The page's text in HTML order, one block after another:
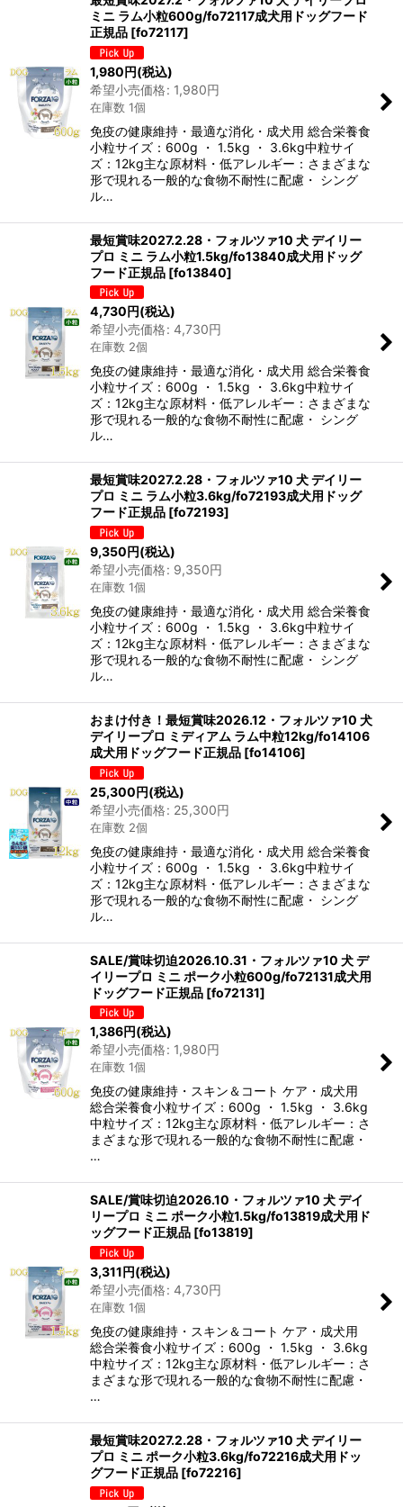
ミニ ラム小粒600g/fo72117成犬用ドッグフード
正規品 [fo72117]
1,980円(税込)
希望小売価格: 1,980円
在庫数 1個
免疫の健康維持・最適な消化・成犬用 総合栄養食
小粒サイズ：600g ・ 1.5kg ・ 3.6kg中粒サイ
ズ：12kg主な原材料・低アレルギー：さまざまな
形で現れる一般的な食物不耐性に配慮・ シング
ル…
最短賞味2027.2.28・フォルツァ10 犬 デイリー
プロ ミニ ラム小粒1.5kg/fo13840成犬用ドッグ
フード正規品 [fo13840]
4,730円(税込)
希望小売価格: 4,730円
在庫数 2個
免疫の健康維持・最適な消化・成犬用 総合栄養食
小粒サイズ：600g ・ 1.5kg ・ 3.6kg中粒サイ
ズ：12kg主な原材料・低アレルギー：さまざまな
形で現れる一般的な食物不耐性に配慮・ シング
ル…
最短賞味2027.2.28・フォルツァ10 犬 デイリー
プロ ミニ ラム小粒3.6kg/fo72193成犬用ドッグ
フード正規品 [fo72193]
9,350円(税込)
希望小売価格: 9,350円
在庫数 1個
免疫の健康維持・最適な消化・成犬用 総合栄養食
小粒サイズ：600g ・ 1.5kg ・ 3.6kg中粒サイ
ズ：12kg主な原材料・低アレルギー：さまざまな
形で現れる一般的な食物不耐性に配慮・ シング
ル…
おまけ付き！最短賞味2026.12・フォルツァ10 犬
デイリープロ ミディアム ラム中粒12kg/fo14106
成犬用ドッグフード正規品 [fo14106]
25,300円(税込)
希望小売価格: 25,300円
在庫数 2個
免疫の健康維持・最適な消化・成犬用 総合栄養食
小粒サイズ：600g ・ 1.5kg ・ 3.6kg中粒サイ
ズ：12kg主な原材料・低アレルギー：さまざまな
形で現れる一般的な食物不耐性に配慮・ シング
ル…
SALE/賞味切迫2026.10.31・フォルツァ10 犬 デ
イリープロ ミニ ポーク小粒600g/fo72131成犬用
ドッグフード正規品 [fo72131]
1,386円(税込)
希望小売価格: 1,980円
在庫数 1個
免疫の健康維持・スキン＆コート ケア・成犬用
総合栄養食小粒サイズ：600g ・ 1.5kg ・ 3.6kg
中粒サイズ：12kg主な原材料・低アレルギー：さ
まざまな形で現れる一般的な食物不耐性に配慮・
…
SALE/賞味切迫2026.10・フォルツァ10 犬 デイ
リープロ ミニ ポーク小粒1.5kg/fo13819成犬用ド
ッグフード正規品 [fo13819]
3,311円(税込)
希望小売価格: 4,730円
在庫数 1個
免疫の健康維持・スキン＆コート ケア・成犬用
総合栄養食小粒サイズ：600g ・ 1.5kg ・ 3.6kg
中粒サイズ：12kg主な原材料・低アレルギー：さ
まざまな形で現れる一般的な食物不耐性に配慮・
…
最短賞味2027.2.28・フォルツァ10 犬 デイリー
プロ ミニ ポーク小粒3.6kg/fo72216成犬用ドッ
グフード正規品 [fo72216]